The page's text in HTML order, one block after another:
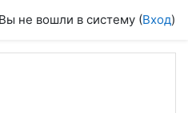
Вы не вошли в систему (Вход)